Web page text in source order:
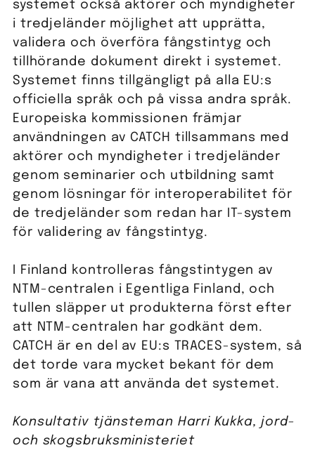
systemet också aktörer och myndigheter
i tredjeländer möjlighet att upprätta,
validera och överföra fångstintyg och
tillhörande dokument direkt i systemet.
Systemet finns tillgängligt på alla EU:s
officiella språk och på vissa andra språk.
Europeiska kommissionen främjar
användningen av CATCH tillsammans med
aktörer och myndigheter i tredjeländer
genom seminarier och utbildning samt
genom lösningar för interoperabilitet för
de tredjeländer som redan har IT-system
för validering av fångstintyg.
I Finland kontrolleras fångstintygen av
NTM-centralen i Egentliga Finland, och
tullen släpper ut produkterna först efter
att NTM-centralen har godkänt dem.
CATCH är en del av EU:s TRACES-system, så
det torde vara mycket bekant för dem
som är vana att använda det systemet.
Konsultativ tjänsteman Harri Kukka, jord-
och skogsbruksministeriet